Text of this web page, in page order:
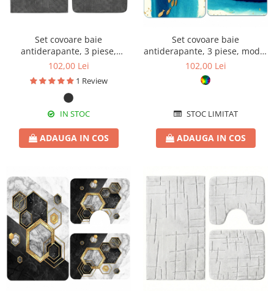
Set covoare baie
antiderapante, 3 piese,
design modern cu acolade
102,00 Lei
1 Review
IN STOC
ADAUGA IN COS
Set covoare baie
antiderapante, 3 piese, model
pești aurii decorativi
102,00 Lei
STOC LIMITAT
ADAUGA IN COS